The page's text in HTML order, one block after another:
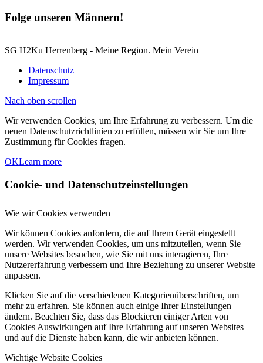
Folge unseren Männern!
SG H2Ku Herrenberg - Meine Region. Mein Verein
Datenschutz
Impressum
Nach oben scrollen
Wir verwenden Cookies, um Ihre Erfahrung zu verbessern. Um die
neuen Datenschutzrichtlinien zu erfüllen, müssen wir Sie um Ihre
Zustimmung für Cookies fragen.
OKLearn more
Cookie- und Datenschutzeinstellungen
Wie wir Cookies verwenden
Wir können Cookies anfordern, die auf Ihrem Gerät eingestellt
werden. Wir verwenden Cookies, um uns mitzuteilen, wenn Sie
unsere Websites besuchen, wie Sie mit uns interagieren, Ihre
Nutzererfahrung verbessern und Ihre Beziehung zu unserer Website
anpassen.
Klicken Sie auf die verschiedenen Kategorienüberschriften, um
mehr zu erfahren. Sie können auch einige Ihrer Einstellungen
ändern. Beachten Sie, dass das Blockieren einiger Arten von
Cookies Auswirkungen auf Ihre Erfahrung auf unseren Websites
und auf die Dienste haben kann, die wir anbieten können.
Wichtige Website Cookies